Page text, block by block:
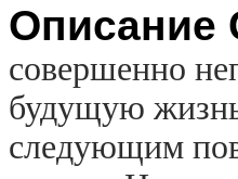
Описание
совершенно
будущую
следующим